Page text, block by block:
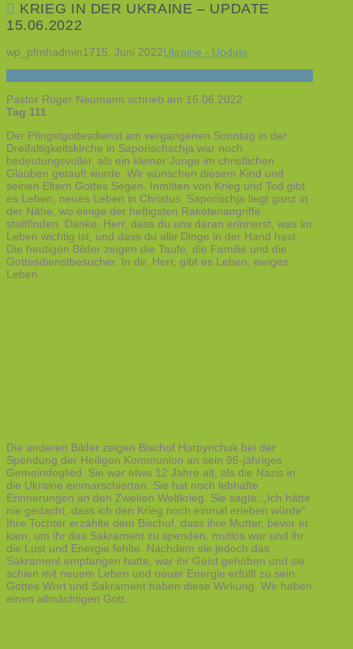
KRIEG IN DER UKRAINE – UPDATE
15.06.2022
wp_pfmhadmin1715. Juni 2022Ukraine - Update
Pastor Roger Neumann schrieb am 15.06.2022
Tag 111
Der Pfingstgottesdienst am vergangenen Sonntag in der
Dreifaltigkeitskirche in Saporischschja war noch
bedeutungsvoller, als ein kleiner Junge im christlichen
Glauben getauft wurde. Wir wünschen diesem Kind und
seinen Eltern Gottes Segen. Inmitten von Krieg und Tod gibt
es Leben, neues Leben in Christus. Saporischja liegt ganz in
der Nähe, wo einige der heftigsten Raketenangriffe
stattfinden. Danke, Herr, dass du uns daran erinnerst, was im
Leben wichtig ist, und dass du alle Dinge in der Hand hast.
Die heutigen Bilder zeigen die Taufe, die Familie und die
Gottesdienstbesucher. In dir, Herr, gibt es Leben, ewiges
Leben.
Die anderen Bilder zeigen Bischof Horpynchuk bei der
Spendung der Heiligen Kommunion an sein 96-jähriges
Gemeindeglied. Sie war etwa 12 Jahre alt, als die Nazis in
die Ukraine einmarschierten. Sie hat noch lebhafte
Erinnerungen an den Zweiten Weltkrieg. Sie sagte: „Ich hätte
nie gedacht, dass ich den Krieg noch einmal erleben würde“.
Ihre Tochter erzählte dem Bischof, dass ihre Mutter, bevor er
kam, um ihr das Sakrament zu spenden, mutlos war und ihr
die Lust und Energie fehlte. Nachdem sie jedoch das
Sakrament empfangen hatte, war ihr Geist gehoben und sie
schien mit neuem Leben und neuer Energie erfüllt zu sein.
Gottes Wort und Sakrament haben diese Wirkung. Wir haben
einen allmächtigen Gott.